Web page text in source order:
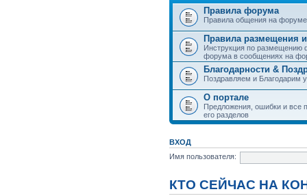
Правила форума
Правила общения на форуме
Правила размещения
Инструкция по размещению
форума в сообщениях на
Благодарности &
Поздравляем и Благодарим
О портале
Предложения, ошибки и все
его разделов
ВХОД
Имя пользователя:
КТО СЕЙЧАС НА